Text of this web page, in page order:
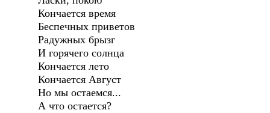
Кончается время
Беспечных приветов
Радужных брызг
И горячего солнца
Кончается лето
Кончается Август
Но мы остаемся...
А что остается?